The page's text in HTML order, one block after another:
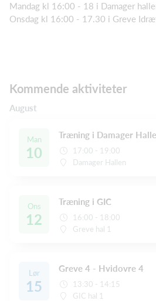
Mandag kl 16:00 - 18 i Damager
Onsdag kl 16:00 - 17.30 i Greve
Kommende aktiviteter
August
Man
10
Træning i Damager
17:00 - 19:00
Damager Hallen
Ons
12
Træning i GIC
16:00 - 18:00
Greve hal 1
Lør
15
Greve 4 - Hvidovre 4
13:30 - 14:15
GIC hal 1